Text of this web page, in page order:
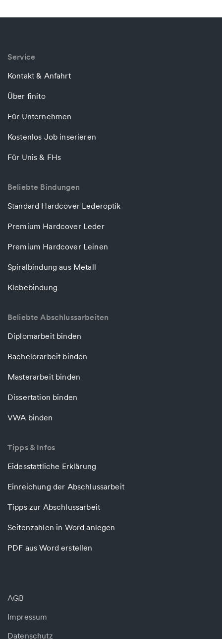
Service
Kontakt & Anfahrt
Über finito
Für Unternehmen
Kostenlos Job inserieren
Für Unis & FHs
Beliebte Bindungen
Standard Hardcover Lederoptik
Premium Hardcover Leder
Premium Hardcover Leinen
Spiralbindung aus Metall
Klebebindung
Beliebte Abschlussarbeiten
Diplomarbeit binden
Bachelorarbeit binden
Masterarbeit binden
Dissertation binden
VWA binden
Tipps & Infos
Eidesstattliche Erklärung
Einreichung der Abschlussarbeit
Tipps zur Abschlussarbeit
Seitenzahlen in Word anlegen
PDF aus Word erstellen
AGB
Impressum
Datenschutz